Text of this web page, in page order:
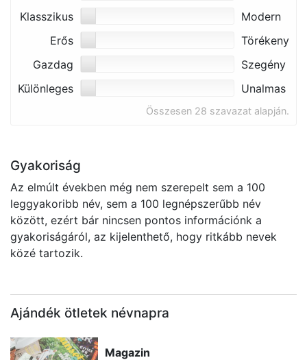
Klasszikus
Modern
Erős
Törékeny
Gazdag
Szegény
Különleges
Unalmas
Összesen 28 szavazat alapján.
Gyakoriság
Az elmúlt években még nem szerepelt sem a 100
leggyakoribb név, sem a 100 legnépszerűbb név
között, ezért bár nincsen pontos információnk a
gyakoriságáról, az kijelenthető, hogy ritkább nevek
közé tartozik.
Ajándék ötletek névnapra
Magazin